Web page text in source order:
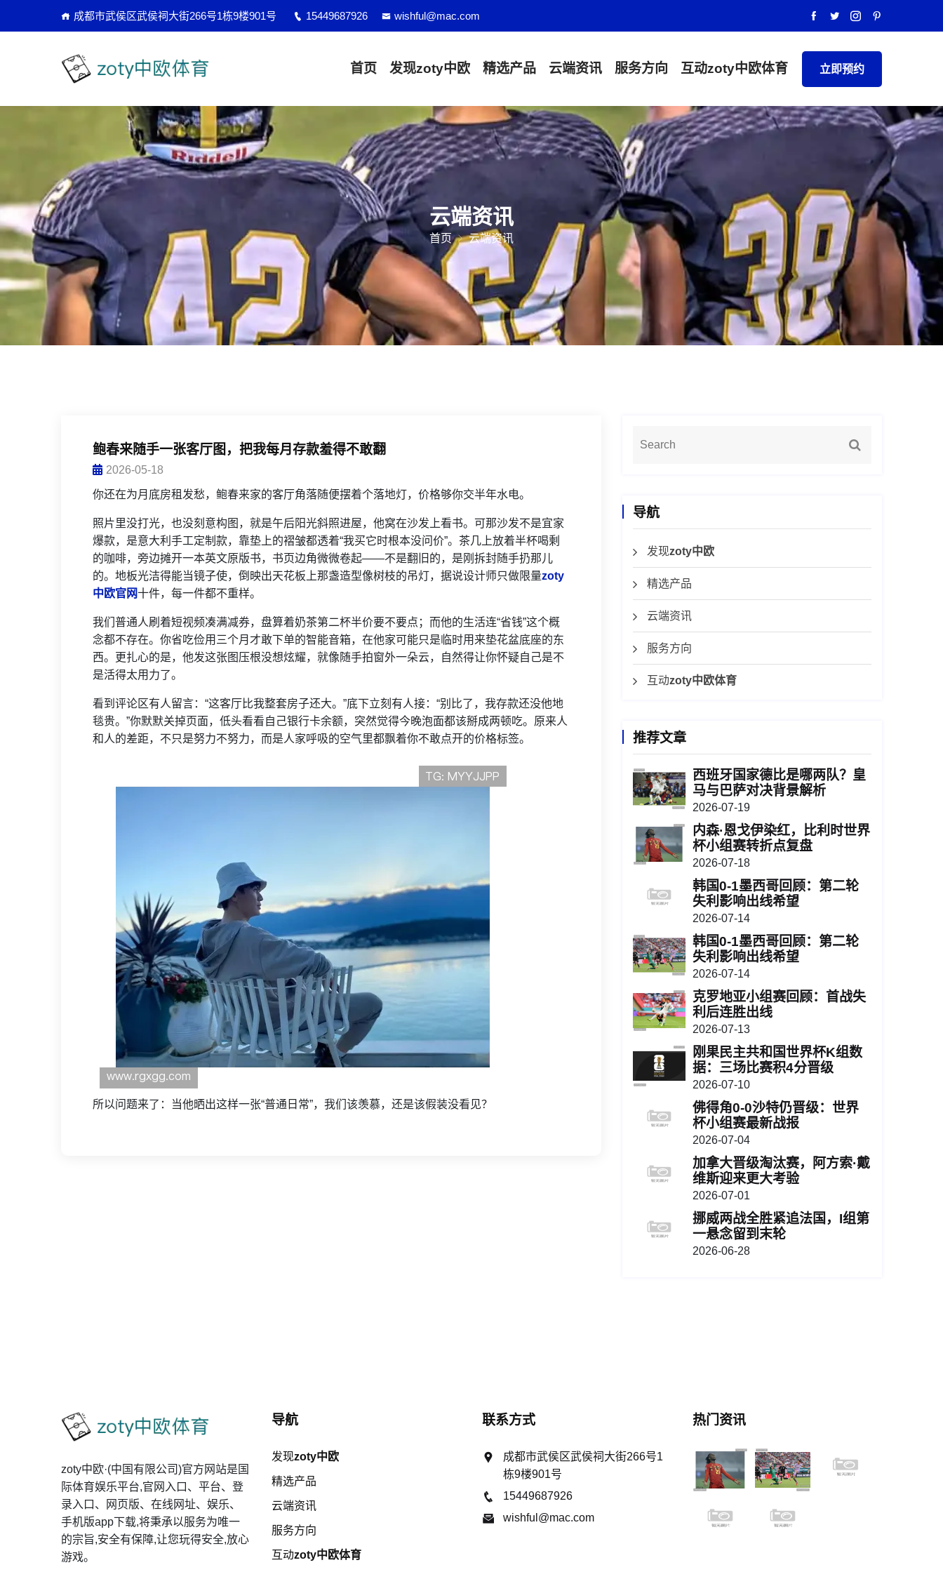
成都市武侯区武侯祠大街266号1栋9楼901号 15449687926 wishful@mac.com
首页 发现zoty中欧 精选产品 云端资讯 服务方向 互动zoty中欧体育 立即预约
云端资讯
首页 云端资讯
鲍春来随手一张客厅图，把我每月存款羞得不敢翻
2026-05-18
你还在为月底房租发愁，鲍春来家的客厅角落随便摆着个落地灯，价格够你交半年水电。
照片里没打光，也没刻意构图，就是午后阳光斜照进屋，他窝在沙发上看书。可那沙发不是宜家
爆款，是意大利手工定制款，靠垫上的褶皱都透着“我买它时根本没问价”。茶几上放着半杯喝剩
的咖啡，旁边摊开一本英文原版书，书页边角微微卷起——不是翻旧的，是刚拆封随手扔那儿
的。地板光洁得能当镜子使，倒映出天花板上那盏造型像树枝的吊灯，据说设计师只做限量zoty
中欧官网十件，每一件都不重样。
我们普通人刷着短视频凑满减券，盘算着奶茶第二杯半价要不要点；而他的生活连“省钱”这个概
念都不存在。你省吃俭用三个月才敢下单的智能音箱，在他家可能只是临时用来垫花盆底座的东
西。更扎心的是，他发这张图压根没想炫耀，就像随手拍窗外一朵云，自然得让你怀疑自己是不
是活得太用力了。
看到评论区有人留言：“这客厅比我整套房子还大。”底下立刻有人接：“别比了，我存款还没他地
毯贵。”你默默关掉页面，低头看看自己银行卡余额，突然觉得今晚泡面都该掰成两顿吃。原来人
和人的差距，不只是努力不努力，而是人家呼吸的空气里都飘着你不敢点开的价格标签。
所以问题来了：当他晒出这样一张“普通日常”，我们该羡慕，还是该假装没看见？
导航
发现zoty中欧
精选产品
云端资讯
服务方向
互动zoty中欧体育
推荐文章
西班牙国家德比是哪两队？皇
马与巴萨对决背景解析
2026-07-19
内森·恩戈伊染红，比利时世界
杯小组赛转折点复盘
2026-07-18
韩国0-1墨西哥回顾：第二轮
失利影响出线希望
2026-07-14
韩国0-1墨西哥回顾：第二轮
失利影响出线希望
2026-07-14
克罗地亚小组赛回顾：首战失
利后连胜出线
2026-07-13
刚果民主共和国世界杯K组数
据：三场比赛积4分晋级
2026-07-10
佛得角0-0沙特仍晋级：世界
杯小组赛最新战报
2026-07-04
加拿大晋级淘汰赛，阿方索·戴
维斯迎来更大考验
2026-07-01
挪威两战全胜紧追法国，I组第
一悬念留到末轮
2026-06-28
zoty中欧·(中国有限公司)官方网站是国
际体育娱乐平台,官网入口、平台、登
录入口、网页版、在线网址、娱乐、
手机版app下载,将秉承以服务为唯一
的宗旨,安全有保障,让您玩得安全,放心
游戏。
导航
发现zoty中欧
精选产品
云端资讯
服务方向
互动zoty中欧体育
联系方式
成都市武侯区武侯祠大街266号1
栋9楼901号
15449687926
wishful@mac.com
热门资讯